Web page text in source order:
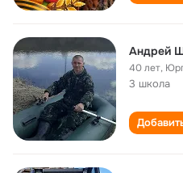
Андрей
40 лет,
3 школа